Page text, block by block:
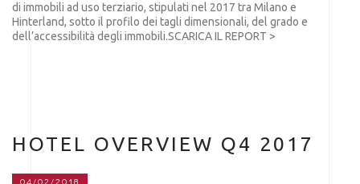
di immobili ad uso terziario, stipulati nel 2017 tra Milano e
Hinterland, sotto il profilo dei tagli dimensionali, del grado e
dell’accessibilità degli immobili.SCARICA IL REPORT >
HOTEL OVERVIEW Q4 2017
04/02/2018